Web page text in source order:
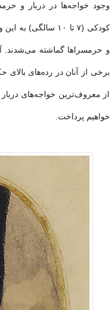
وجود خواجه‌ها در دربار و
کودکی (۷ تا ۱۰
و حرمسراها گماشته می‌شدند.
برخی از آنان در رده‌های
از معروف‌ترین خواجه‌های
خواهیم پرداخت.